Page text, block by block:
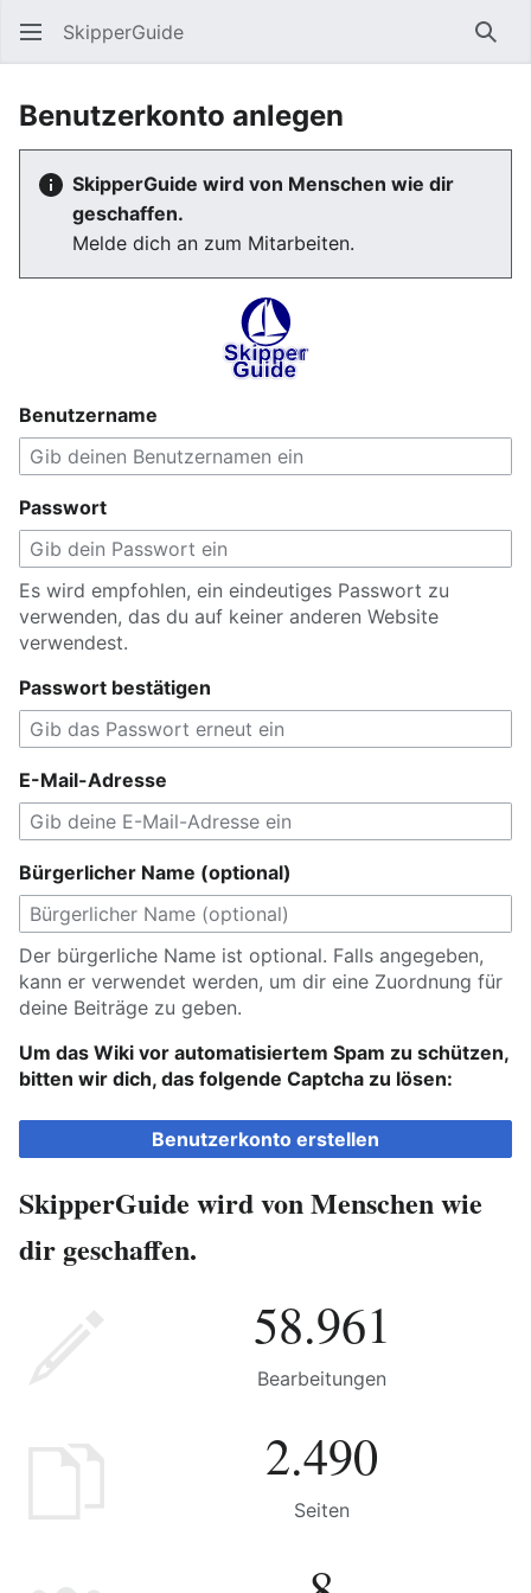
SkipperGuide
Benutzerkonto anlegen
SkipperGuide wird von Menschen wie dir
geschaffen.
Melde dich an zum Mitarbeiten.
Benutzername
Passwort
Es wird empfohlen, ein eindeutiges Passwort zu
verwenden, das du auf keiner anderen Website
verwendest.
Passwort bestätigen
E-Mail-Adresse
Bürgerlicher Name (optional)
Der bürgerliche Name ist optional. Falls angegeben,
kann er verwendet werden, um dir eine Zuordnung für
deine Beiträge zu geben.
Um das Wiki vor automatisiertem Spam zu schützen,
bitten wir dich, das folgende Captcha zu lösen:
Benutzerkonto erstellen
SkipperGuide wird von Menschen wie
dir geschaffen.
58.961
Bearbeitungen
2.490
Seiten